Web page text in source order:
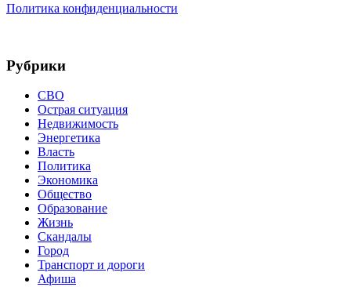
Политика конфиденциальности
Рубрики
СВО
Острая ситуация
Недвижимость
Энергетика
Власть
Политика
Экономика
Общество
Образование
Жизнь
Скандалы
Город
Транспорт и дороги
Афиша